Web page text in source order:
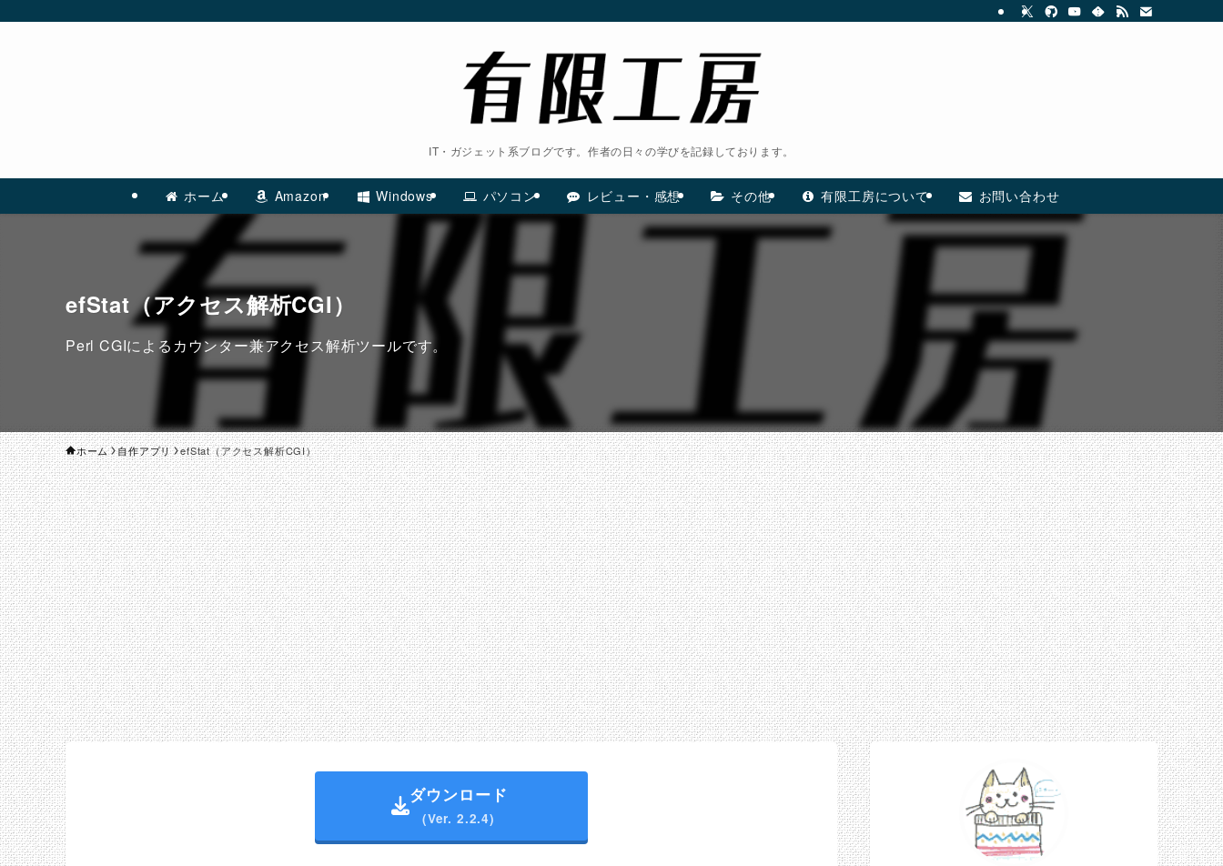
IT・ガジェット系ブログです。作者の日々の学びを記録しております。
ホーム Amazon Windows パソコン レビュー・感想 その他 有限工房について お問い合わせ
efStat（アクセス解析CGI）
Perl CGIによるカウンター兼アクセス解析ツールです。
ホーム 自作アプリ efStat（アクセス解析CGI）
ダウンロード
(Ver. 2.2.4)